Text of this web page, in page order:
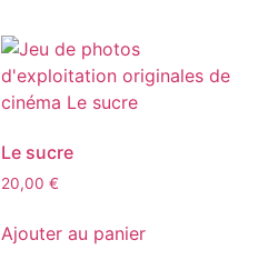
Le sucre
20,00 €
Ajouter au panier